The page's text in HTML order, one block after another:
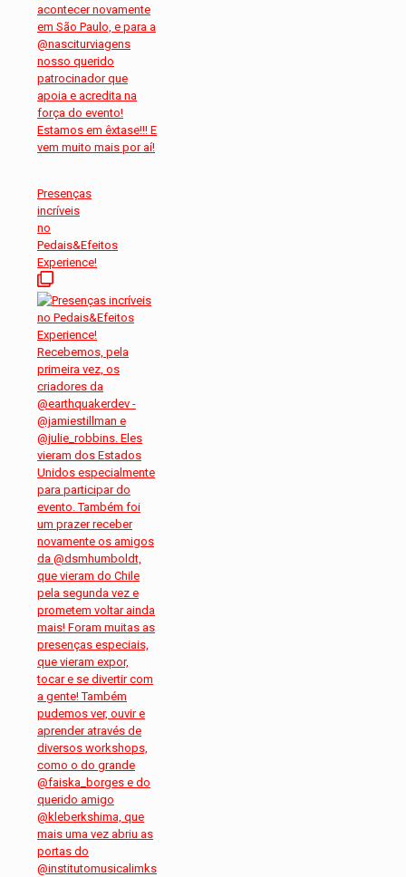
Presenças
incríveis
no
Pedais&Efeitos
Experience!